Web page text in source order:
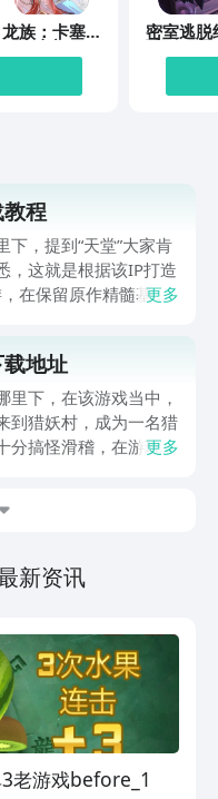
龙族：卡塞尔
之门
密室逃脱
系列10
作战
程
下，提到“天堂”大家肯
，这就是根据该IP打造
在保留原作精髓基础
，肯定有不少伙伴都
游平台预约，手游福
，身后有阿里巴巴灵犀
假日活动来临时刻，还
更多
地址
里下，在该游戏当中，
到猎妖村，成为一名猎
分搞怪滑稽，在游玩过
趣，但不知道哪里下
后有阿里巴巴灵犀互
就到九游，海量代金
更多
新资讯
老游戏before_1